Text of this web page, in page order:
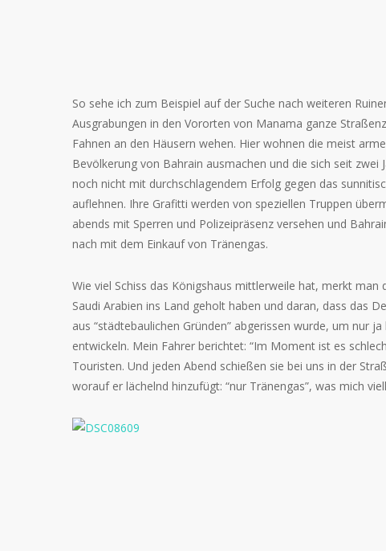
So sehe ich zum Beispiel auf der Suche nach weiteren
Ausgrabungen in den Vororten von Manama ganze
Fahnen an den Häusern wehen. Hier wohnen die meist
Bevölkerung von Bahrain ausmachen und die sich seit zwei
noch nicht mit durchschlagendem Erfolg gegen das
auflehnen. Ihre Grafitti werden von speziellen Truppen
abends mit Sperren und Polizeipräsenz versehen und
nach mit dem Einkauf von Tränengas.
Wie viel Schiss das Königshaus mittlerweile hat, merkt man
Saudi Arabien ins Land geholt haben und daran, dass das
aus “städtebaulichen Gründen” abgerissen wurde, um nur
entwickeln. Mein Fahrer berichtet: “Im Moment ist es
Touristen. Und jeden Abend schießen sie bei uns in der
worauf er lächelnd hinzufügt: “nur Tränengas”, was mich